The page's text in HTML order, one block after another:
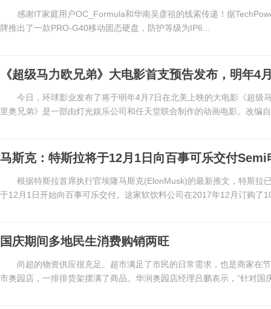
感谢IT家庭用户OC_Formula和华南吴彦祖的线索传递！据
牌推出了一款PRO-G40移动固态硬盘，防护等级为IP6...
《超级马力欧兄弟》大电影首支预告发布，明年4
今日，环球影业发布了将于明年4月7日在北美上映的大电影《超级
里奥兄弟》是一部由灯光娱乐公司和任天堂联合制作的动画电影。改编
马斯克：特斯拉将于12月1日向百事可乐交付Semi
根据特斯拉首席执行官埃隆马斯克(ElonMusk)的最新推文，特斯拉
于12月1日开始向百事可乐交付。这家软饮料公司在2017年12月订购了
国庆期间多地民生消费购销两旺
尚超的物资供应很充足。超市满足了市民的日常需求，也是商家在
市奥园店，一排排货架摆满了商品。华润奥园店经理吕鹏表示，“针对国